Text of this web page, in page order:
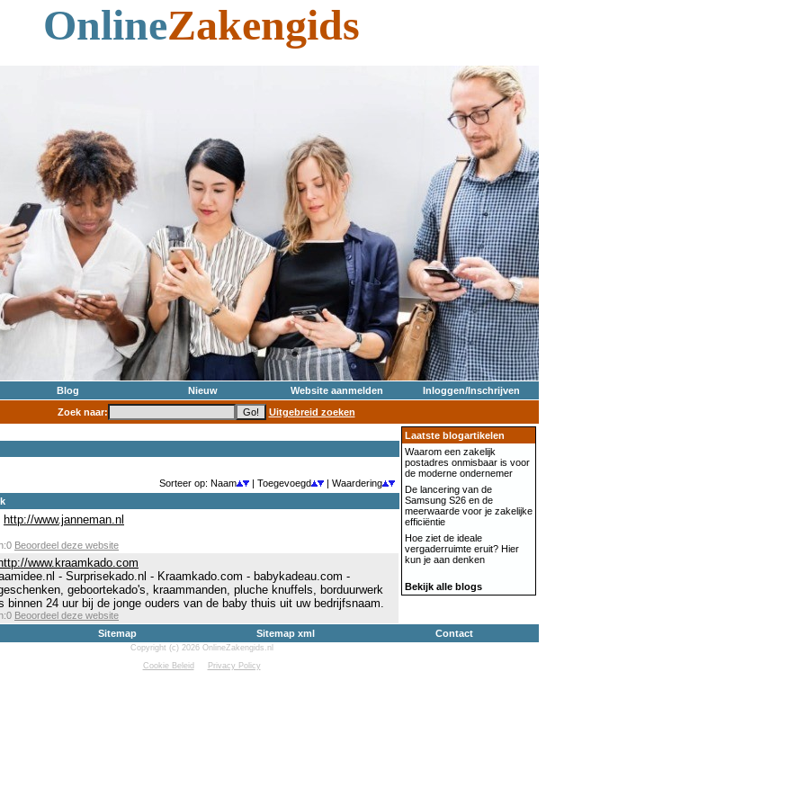
OnlineZakengids
Blog Nieuw Website aanmelden
Inloggen/Inschrijven
Zoek naar:
Uitgebreid zoeken
Sorteer op: Naam | Toegevoegd
| Waardering
http://www.janneman.nl
Beoordeel deze website
www.kraamkado.com
- Surprisekado.nl - Kraamkado.com - babykadeau.com -
geboortekado's, kraammanden, pluche knuffels, borduurwerk
binnen 24 uur bij de jonge ouders van de baby thuis uit uw bedrijfsnaam.
Beoordeel deze website
Laatste blogartikelen
Waarom een zakelijk
postadres onmisbaar is voor
de moderne ondernemer
De lancering van de
Samsung S26 en de
meerwaarde voor je zakelijke
efficiëntie
Hoe ziet de ideale
vergaderruimte eruit? Hier
kun je aan denken
Bekijk alle blogs
Sitemap Sitemap xml Contact
Copyright (c) 2026 OnlineZakengids.nl
Cookie Beleid
Privacy Policy